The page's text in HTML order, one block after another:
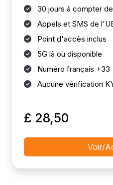
30 jours à compter
Appels et SMS de
Point d'accès inclus
5G là où disponible
Numéro français +33
Aucune vérification
£ 28,50
Voir/